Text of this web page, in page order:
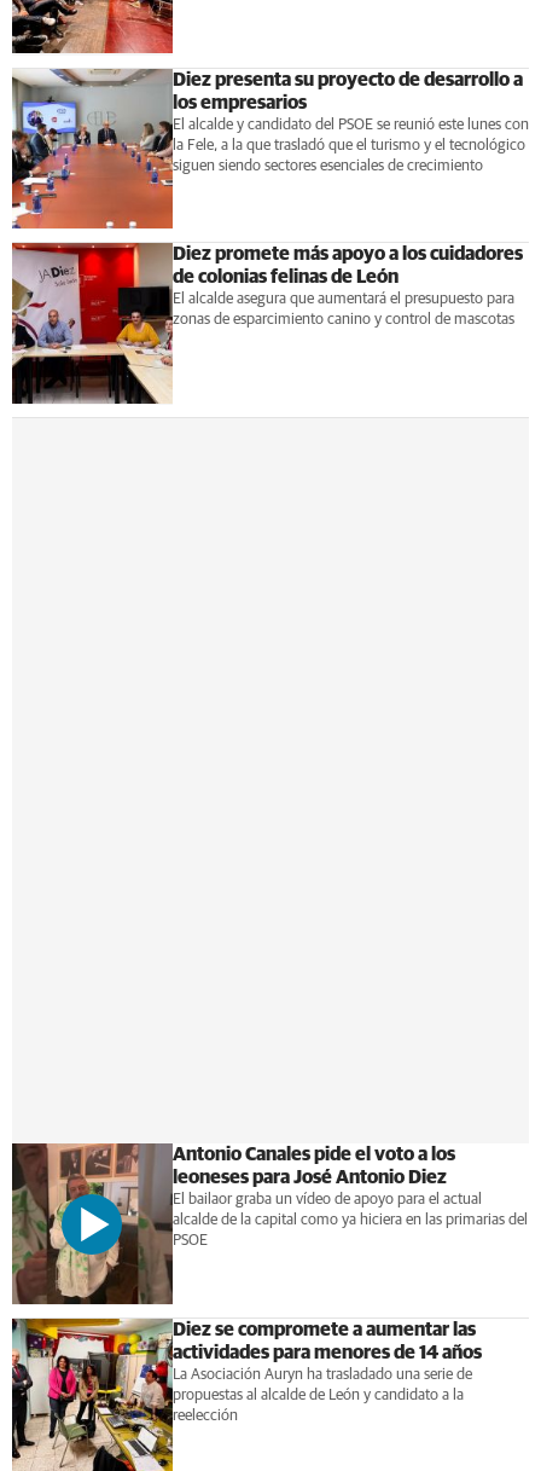
Diez presenta su proyecto de desarrollo a
los empresarios
El alcalde y candidato del PSOE se reunió este lunes con
la Fele, a la que trasladó que el turismo y el tecnológico
siguen siendo sectores esenciales de crecimiento
Diez promete más apoyo a los cuidadores
de colonias felinas de León
El alcalde asegura que aumentará el presupuesto para
zonas de esparcimiento canino y control de mascotas
Antonio Canales pide el voto a los
leoneses para José Antonio Diez
El bailaor graba un vídeo de apoyo para el actual
alcalde de la capital como ya hiciera en las primarias del
PSOE
Diez se compromete a aumentar las
actividades para menores de 14 años
La Asociación Auryn ha trasladado una serie de
propuestas al alcalde de León y candidato a la
reelección